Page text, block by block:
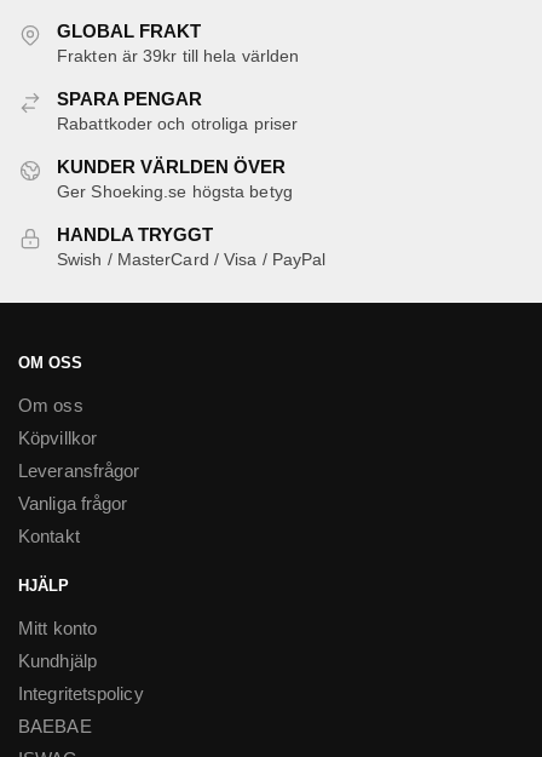
kan
väljas
produktsidan
GLOBAL FRAKT
Frakten är 39kr till hela världen
SPARA PENGAR
Rabattkoder och otroliga priser
KUNDER VÄRLDEN ÖVER
Ger Shoeking.se högsta betyg
HANDLA TRYGGT
Swish / MasterCard / Visa / PayPal
OM OSS
Om oss
Köpvillkor
Leveransfrågor
Vanliga frågor
Kontakt
HJÄLP
Mitt konto
Kundhjälp
Integritetspolicy
BAEBAE